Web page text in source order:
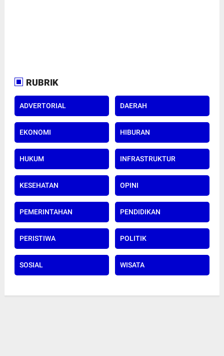
RUBRIK
ADVERTORIAL DAERAH
EKONOMI HIBURAN
HUKUM INFRASTRUKTUR
KESEHATAN OPINI
PEMERINTAHAN PENDIDIKAN
PERISTIWA POLITIK
SOSIAL WISATA